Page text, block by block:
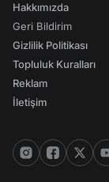
Hakkımızda
Geri Bildirim
Gizlilik Politikası
Topluluk Kuralları
Reklam
İletişim